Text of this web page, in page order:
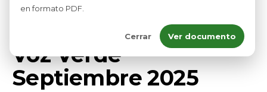
en formato PDF.
Cerrar Ver documento
Afíliate
Voz Verde
Septiembre 2025